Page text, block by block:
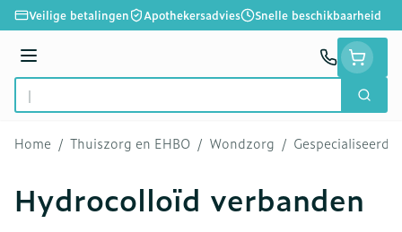
Ga naar de inhoud
Veilige betalingen Apothekersadvies Snelle beschikbaarheid
Menu
Product, merk, categorie...
Zoek
Home / Thuiszorg en EHBO / Wondzorg /
Hydrocolloïd verbanden